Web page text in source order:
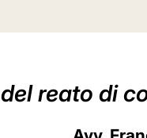
reato di